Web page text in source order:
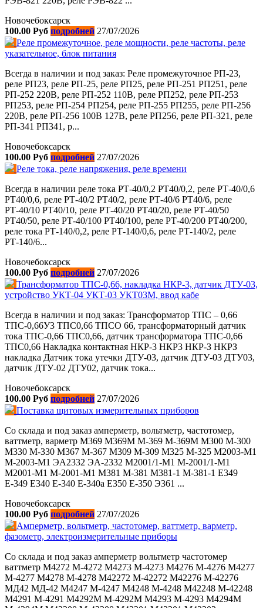
Новочебоксарск
100.00 Руб подробней 27/07/2026
Реле промежуточное, реле мощности, реле частоты, реле
указательное, блок питания
Всегда в наличии и под заказ: Реле промежуточное РП-23,
реле РП23, реле РП-25, реле РП25, реле РП-251 РП251, реле
РП-252 220В, реле РП-252 110В, реле РП252, реле РП-253
РП253, реле РП-254 РП254, реле РП-255 РП255, реле РП-256
220В, реле РП-256 100В 127В, реле РП256, реле РП-321, реле
РП-341 РП341, р...
Новочебоксарск
100.00 Руб подробней 27/07/2026
Реле тока, реле напряжения, реле времени
Всегда в наличии реле тока РТ-40/0,2 РТ40/0,2, реле РТ-40/0,6
РТ40/0,6, реле РТ-40/2 РТ40/2, реле РТ-40/6 РТ40/6, реле
РТ-40/10 РТ40/10, реле РТ-40/20 РТ40/20, реле РТ-40/50
РТ40/50, реле РТ-40/100 РТ40/100, реле РТ-40/200 РТ40/200,
реле тока РТ-140/0,2, реле РТ-140/0,6, реле РТ-140/2, реле
РТ-140/6...
Новочебоксарск
100.00 Руб подробней 27/07/2026
Трансформатор ТПС-0,66, накладка НКР-3, датчик ДТУ-03,
устройство УКТ-04 УКТ-03 УКТ03М, ввод кабе
Всегда в наличии и под заказ: Трансформатор ТПС – 0,66
ТПС-0,66У3 ТПС0,66 ТПСО 66, трансформаторный датчик
тока ТПС-0,66 ТПС0,66, датчик трансформатора ТПС-0,66
ТПС0,66 Накладка контактная НКР-3 НКР3 НКР-З НКРЗ
накладка Датчик тока утечки ДТУ-03, датчик ДТУ-03 ДТУ03,
датчик ДТУ-02 ДТУ02, датчик тока...
Новочебоксарск
100.00 Руб подробней 27/07/2026
Поставка щитовых измерительных приборов
Со склада и под заказ амперметр, вольтметр, частотомер,
ваттметр, варметр М369 М369М М-369 М-369М М300 М-300
М330 М-330 М367 М-367 М309 М-309 М325 М-325 M2003-M1
M-2003-M1 ЭА2332 ЭА-2332 M2001/1-M1 M-2001/1-M1
М2001-М1 М-2001-М1 М381 М-381 М381-1 М-381-1 Е349
Е-349 Е340 Е-340 Е-340а Е350 Е-350 Э361 ...
Новочебоксарск
100.00 Руб подробней 27/07/2026
Амперметр, вольтметр, частотомер, ваттметр, варметр,
фазометр, электроизмерительные приборы
Со склада и под заказ амперметр вольтметр частотомер
ваттметр M4272 М-4272 M4273 М-4273 M4276 М-4276 M4277
М-4277 M4278 М-4278 М42272 М-42272 М42276 М-42276
МД42 МД-42 M4247 М-4247 M4248 М-4248 М42248 М-42248
M4291 М-4291 M4292M М-4292М M4293 М-4293 M4294M